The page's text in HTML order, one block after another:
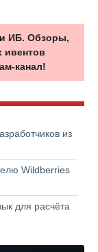
ИБ. Обзоры,
ивентов
канал!
из
Wildberries
для расчёта